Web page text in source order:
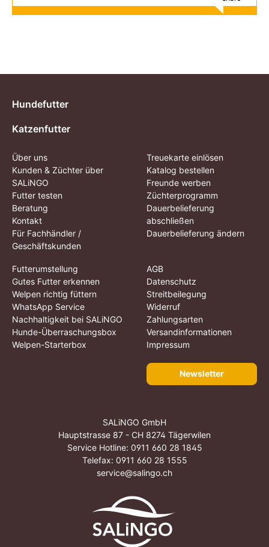
Hundefutter
Katzenfutter
Über uns
Kunden & Züchter über
SALiNGO
Futter testen
Beratung
Kontakt
Für Fachhändler /
Geschäftskunden
Treuekarte einlösen
Katalog bestellen
Freunde werben
Züchterprogramm
Dauerbelieferung
abschließen
Dauerbelieferung ändern
Futterumstellung
Gutes Futter erkennen
Welpen richtig füttern
WhatsApp Service
Nachhaltigkeit bei SALiNGO
Hunde-Überraschungsbox
Welpen-Starterbox
AGB
Datenschutz
Streitbeilegung
Widerruf
Zahlungsarten
Versandinformationen
Impressum
Newsletter
SALiNGO GmbH
Hauptstrasse 87 - CH 8274 Tägerwilen
Service Hotline: 0911 660 28 1845
Telefax: 0911 660 28 1555
service@salingo.ch